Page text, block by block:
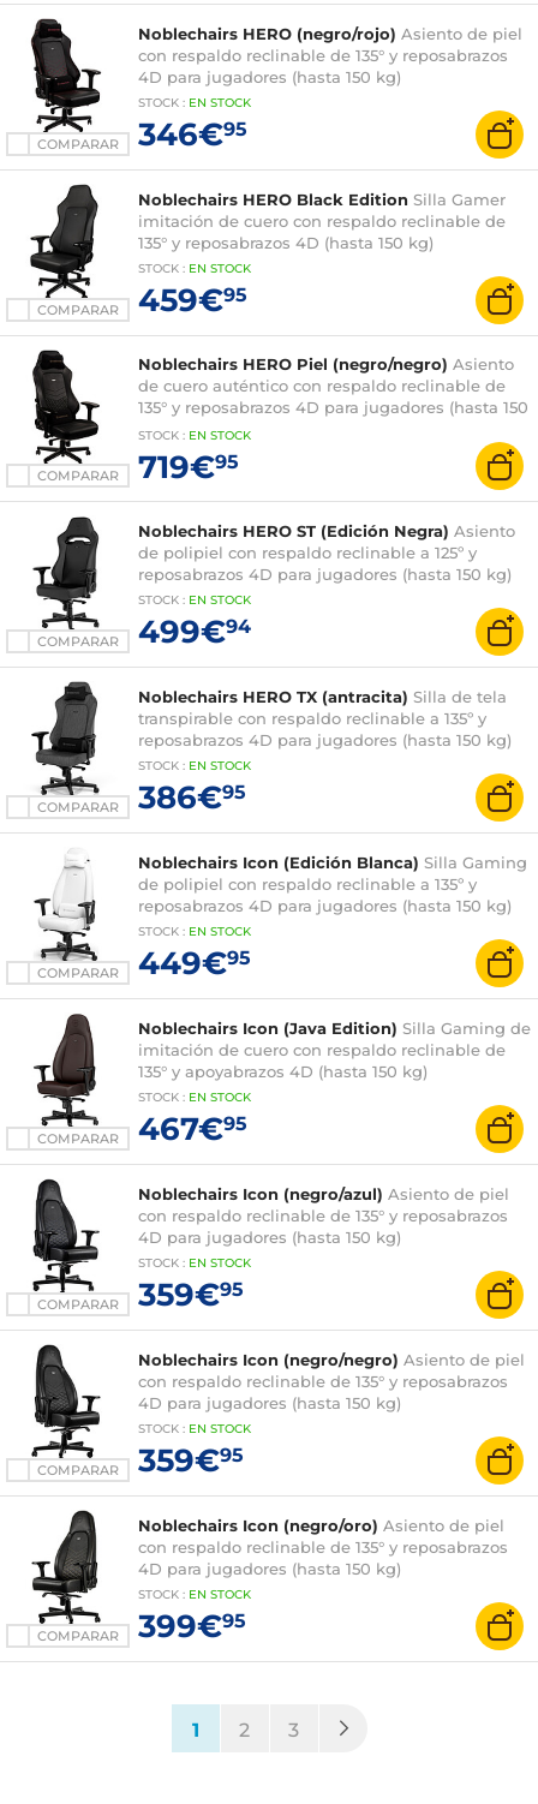
COMPARAR
Noblechairs HERO (negro/rojo) Asiento de piel
con respaldo reclinable de 135° y reposabrazos
4D para jugadores (hasta 150 kg)
STOCK : EN STOCK
346€95
COMPARAR
Noblechairs HERO Black Edition Silla Gamer
imitación de cuero con respaldo reclinable de
135° y reposabrazos 4D (hasta 150 kg)
STOCK : EN STOCK
459€95
COMPARAR
Noblechairs HERO Piel (negro/negro) Asiento
de cuero auténtico con respaldo reclinable de
135° y reposabrazos 4D para jugadores (hasta 150
kg)
STOCK : EN STOCK
719€95
COMPARAR
Noblechairs HERO ST (Edición Negra) Asiento
de polipiel con respaldo reclinable a 125º y
reposabrazos 4D para jugadores (hasta 150 kg)
STOCK : EN STOCK
499€94
COMPARAR
Noblechairs HERO TX (antracita) Silla de tela
transpirable con respaldo reclinable a 135º y
reposabrazos 4D para jugadores (hasta 150 kg)
STOCK : EN STOCK
386€95
COMPARAR
Noblechairs Icon (Edición Blanca) Silla Gaming
de polipiel con respaldo reclinable a 135º y
reposabrazos 4D para jugadores (hasta 150 kg)
STOCK : EN STOCK
449€95
COMPARAR
Noblechairs Icon (Java Edition) Silla Gaming de
imitación de cuero con respaldo reclinable de
135° y apoyabrazos 4D (hasta 150 kg)
STOCK : EN STOCK
467€95
COMPARAR
Noblechairs Icon (negro/azul) Asiento de piel
con respaldo reclinable de 135° y reposabrazos
4D para jugadores (hasta 150 kg)
STOCK : EN STOCK
359€95
COMPARAR
Noblechairs Icon (negro/negro) Asiento de piel
con respaldo reclinable de 135° y reposabrazos
4D para jugadores (hasta 150 kg)
STOCK : EN STOCK
359€95
COMPARAR
Noblechairs Icon (negro/oro) Asiento de piel
con respaldo reclinable de 135° y reposabrazos
4D para jugadores (hasta 150 kg)
STOCK : EN STOCK
399€95
1(current)
2 3